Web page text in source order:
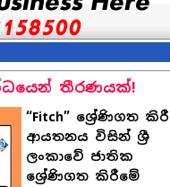
තීරණයක්!
“Fitch” ශ්‍රේණිගත
ආයතනය විසින් ශ්‍රී
ලංකාවේ ජාතික
ශ්‍රේණිගත කිරීමේ